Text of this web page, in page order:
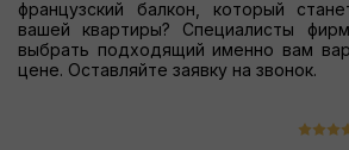
французский балкон, который
вашей квартиры? Специалисты
выбрать подходящий именно вам
цене. Оставляйте заявку на звонок.